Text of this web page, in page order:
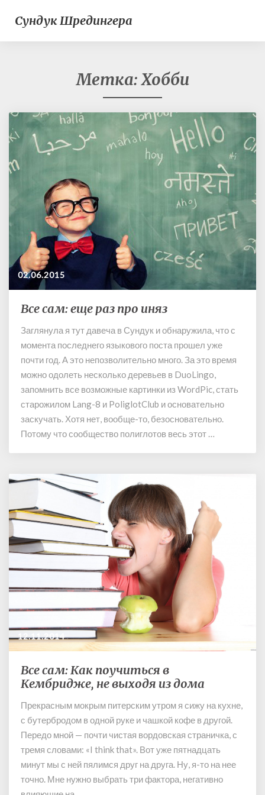
Сундук Шредингера
Метка:Хобби
02.06.2015
В
е
с
а
м
:
е
р
а
п
и
я
з
Все сам: еще раз про иняз
Заглянула я тут давеча в Сундук и обнаружила, что с
момента последнего языкового поста прошел уже
почти год. А это непозволительно много. За это время
можно одолеть несколько деревьев в DuoLingo,
запомнить все возможные картинки из WordPic, стать
старожилом Lang-8 и PoliglotClub и основательно
заскучать. Хотя нет, вообще-то, безосновательно.
Потому что сообщество полиглотов весь этот …
12.11.2014
В
с
с
а
м
:
К
к
Все сам: Как поучиться в
Кембридже, не выходя из дома
Прекрасным мокрым питерским утром я сижу на кухне,
с бутербродом в одной руке и чашкой кофе в другой.
Передо мной — почти чистая вордовская страничка, с
тремя словами: «I think that». Вот уже пятнадцать
минут мы с ней пялимся друг на друга. Ну, я-то на нее
точно. Мне нужно выбрать три фактора, негативно